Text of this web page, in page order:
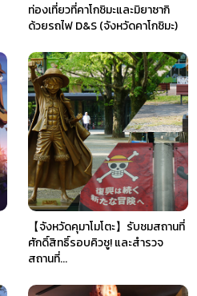
ท่องเที่ยวที่คาโกชิมะและมิยาซากิ
ด้วยรถไฟ D&S (จังหวัดคาโกชิมะ)
【จังหวัดคุมาโมโตะ】รับชมสถานที่
ศักดิ์สิทธิ์รอบคิวชู! และสำรวจ
สถานที่...